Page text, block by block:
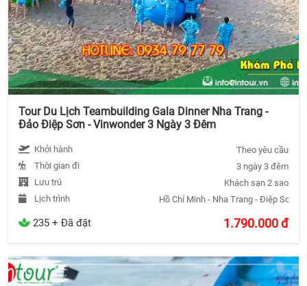
Tour Du Lịch Teambuilding Gala Dinner Nha Trang -
Đảo Điệp Sơn - Vinwonder 3 Ngày 3 Đêm
Khởi hành
Theo yêu cầu
Thời gian đi
3 ngày 3 đêm
Lưu trú
Khách sạn 2 sao
Lịch trình
Hồ Chí Minh - Nha Trang - Điệp Sơn -
235 + Đã đặt 1.790.000đ